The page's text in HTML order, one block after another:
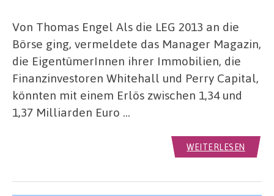
Von Thomas Engel Als die LEG 2013 an die
Börse ging, vermeldete das Manager Magazin,
die EigentümerInnen ihrer Immobilien, die
Finanzinvestoren Whitehall und Perry Capital,
könnten mit einem Erlös zwischen 1,34 und
1,37 Milliarden Euro …
WEITERLESEN